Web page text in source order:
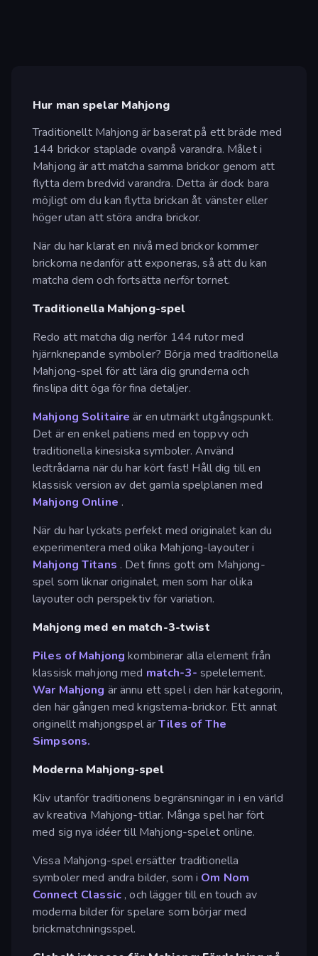
Hur man spelar Mahjong
Traditionellt Mahjong är baserat på ett bräde med
144 brickor staplade ovanpå varandra. Målet i
Mahjong är att matcha samma brickor genom att
flytta dem bredvid varandra. Detta är dock bara
möjligt om du kan flytta brickan åt vänster eller
höger utan att störa andra brickor.
När du har klarat en nivå med brickor kommer
brickorna nedanför att exponeras, så att du kan
matcha dem och fortsätta nerför tornet.
Traditionella Mahjong-spel
Redo att matcha dig nerför 144 rutor med
hjärnknepande symboler? Börja med traditionella
Mahjong-spel för att lära dig grunderna och
finslipa ditt öga för fina detaljer.
Mahjong Solitaire är en utmärkt utgångspunkt.
Det är en enkel patiens med en toppvy och
traditionella kinesiska symboler. Använd
ledtrådarna när du har kört fast! Håll dig till en
klassisk version av det gamla spelplanen med
Mahjong Online .
När du har lyckats perfekt med originalet kan du
experimentera med olika Mahjong-layouter i
Mahjong Titans . Det finns gott om Mahjong-
spel som liknar originalet, men som har olika
layouter och perspektiv för variation.
Mahjong med en match-3-twist
Piles of Mahjong kombinerar alla element från
klassisk mahjong med match-3- spelelement.
War Mahjong är ännu ett spel i den här kategorin,
den här gången med krigstema-brickor. Ett annat
originellt mahjongspel ärTiles of The
Simpsons.
Moderna Mahjong-spel
Kliv utanför traditionens begränsningar in i en värld
av kreativa Mahjong-titlar. Många spel har fört
med sig nya idéer till Mahjong-spelet online.
Vissa Mahjong-spel ersätter traditionella
symboler med andra bilder, som i Om Nom
Connect Classic, och lägger till en touch av
moderna bilder för spelare som börjar med
brickmatchningsspel.